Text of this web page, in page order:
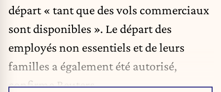
départ « tant que des vols commerciaux
sont disponibles ». Le départ des
employés non essentiels et de leurs
familles a également été autorisé,
confirme Reuters.